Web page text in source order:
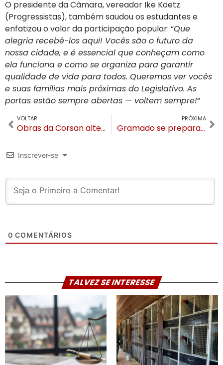
O presidente da Câmara, vereador Ike Koetz
(Progressistas), também saudou os estudantes e
enfatizou o valor da participação popular: “Que
alegria recebê-los aqui! Vocês são o futuro da
nossa cidade, e é essencial que conheçam como
ela funciona e como se organiza para garantir
qualidade de vida para todos. Queremos ver vocês
e suas famílias mais próximas do Legislativo. As
portas estão sempre abertas — voltem sempre!“
VOLTAR
Obras da Corsan alteram o trânsito na Avenida das Hortênsias pelos próximos 20 dias
PRÓXIMA
Gramado se prepara para a 34ª Festa da Colônia e corte visita a Câmara de Vereadores
Inscrever-se
0 COMENTÁRIOS
TALVEZ SE INTERESSE